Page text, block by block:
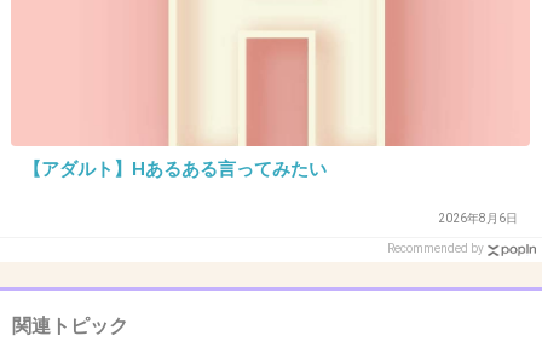
どんな事をしてもイメージ回復は無理 。
復帰しても矢口さんみたいになるだけだよ 。
いい子キャラ 愛されキャラは無理 。
【アダルト】Hあるある言ってみたい
2026年8月6日
Recommended by
関連トピック